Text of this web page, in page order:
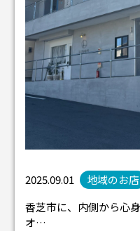
2025.09.01 地域のお店
香芝市に、内側から心
オ…